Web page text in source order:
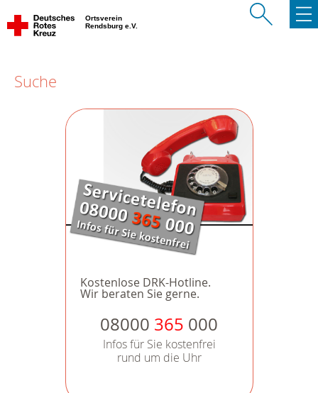
Ortsverein
Rendsburg e.V.
Suche
Kostenlose DRK-Hotline.
Wir beraten Sie gerne.
08000 365 000
Infos für Sie kostenfrei
rund um die Uhr